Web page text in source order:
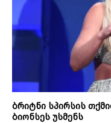
ბრიტნი სპირსის
ბიონსეს უსმენს